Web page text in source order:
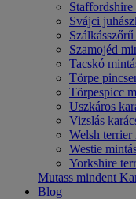
Svájci
Szamojéd
Tacskó
Törpe
Törpespicc
Uszkáros
Vizslás
Welsh terrier
Westie
Yorkshire
Mutass mindent
Blog